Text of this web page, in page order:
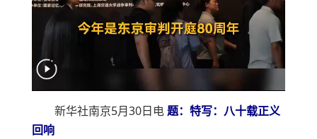
新华社南京5月30日电题：特写：八十载正义
回响